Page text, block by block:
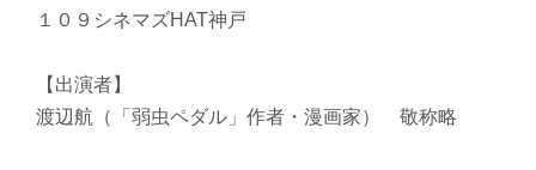
１０９シネマズHAT神戸
【出演者】
渡辺航（「弱虫ペダル」作者・漫画家） 敬称略